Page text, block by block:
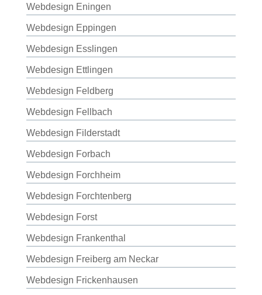
Webdesign Eningen
Webdesign Eppingen
Webdesign Esslingen
Webdesign Ettlingen
Webdesign Feldberg
Webdesign Fellbach
Webdesign Filderstadt
Webdesign Forbach
Webdesign Forchheim
Webdesign Forchtenberg
Webdesign Forst
Webdesign Frankenthal
Webdesign Freiberg am Neckar
Webdesign Frickenhausen